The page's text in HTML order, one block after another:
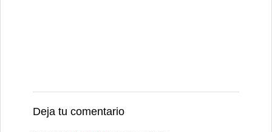
Deja tu comentario